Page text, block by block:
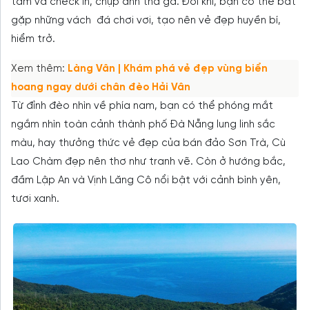
tắm và check in, chụp ảnh thả ga. Đôi khi, bạn có thể bắt
gặp những vách đá chơi vơi, tạo nên vẻ đẹp huyền bí,
hiểm trở.
Xem thêm: Làng Vân | Khám phá vẻ đẹp vùng biển
hoang ngay dưới chân đèo Hải Vân
Từ đỉnh đèo nhìn về phía nam, bạn có thể phóng mắt
ngắm nhìn toàn cảnh thành phố Đà Nẵng lung linh sắc
màu, hay thưởng thức vẻ đẹp của bán đảo Sơn Trà, Cù
Lao Chàm đẹp nên thơ như tranh vẽ. Còn ở hướng bắc,
đầm Lập An và Vịnh Lăng Cô nổi bật với cảnh bình yên,
tươi xanh.